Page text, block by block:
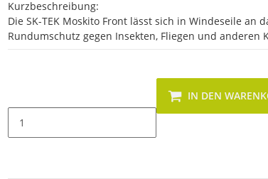
Kurzbeschreibung:
Die SK-TEK Moskito Front lässt sich in Windeseile an
Rundumschutz gegen Insekten, Fliegen und anderen
IN DEN